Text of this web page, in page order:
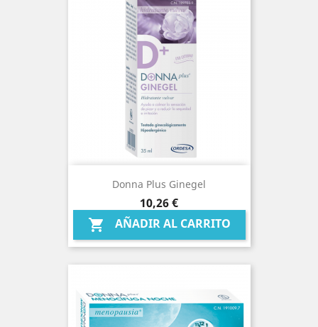
Donna Plus Ginegel
Precio
10,26 €
 AÑADIR AL CARRITO